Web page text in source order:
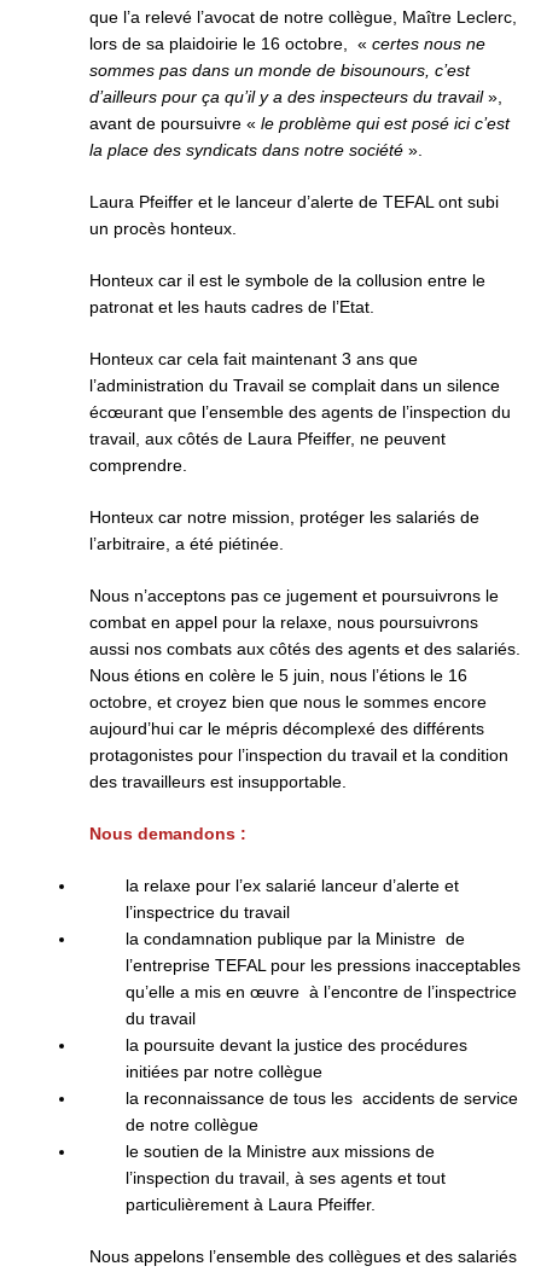
que l’a relevé l’avocat de notre collègue, Maître Leclerc,
lors de sa plaidoirie le 16 octobre, « certes nous ne
sommes pas dans un monde de bisounours, c’est
d’ailleurs pour ça qu’il y a des inspecteurs du travail»,
avant de poursuivre « le problème qui est posé ici c’est
la place des syndicats dans notre société ».
Laura Pfeiffer et le lanceur d’alerte de TEFAL ont subi
un procès honteux.
Honteux car il est le symbole de la collusion entre le
patronat et les hauts cadres de l’Etat.
Honteux car cela fait maintenant 3 ans que
l’administration du Travail se complait dans un silence
écœurant que l’ensemble des agents de l’inspection du
travail, aux côtés de Laura Pfeiffer, ne peuvent
comprendre.
Honteux car notre mission, protéger les salariés de
l’arbitraire, a été piétinée.
Nous n’acceptons pas ce jugement et poursuivrons le
combat en appel pour la relaxe, nous poursuivrons
aussi nos combats aux côtés des agents et des salariés.
Nous étions en colère le 5 juin, nous l’étions le 16
octobre, et croyez bien que nous le sommes encore
aujourd’hui car le mépris décomplexé des différents
protagonistes pour l’inspection du travail et la condition
des travailleurs est insupportable.
Nous demandons :
la relaxe pour l’ex salarié lanceur d’alerte et
l’inspectrice du travail
la condamnation publique par la Ministre de
l’entreprise TEFAL pour les pressions inacceptables
qu’elle a mis en œuvre à l’encontre de l’inspectrice
du travail
la poursuite devant la justice des procédures
initiées par notre collègue
la reconnaissance de tous les accidents de service
de notre collègue
le soutien de la Ministre aux missions de
l’inspection du travail, à ses agents et tout
particulièrement à Laura Pfeiffer.
Nous appelons l’ensemble des collègues et des salariés